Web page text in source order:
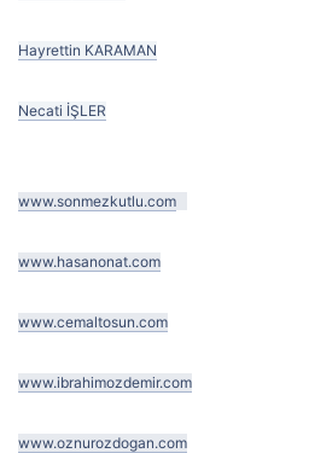
Hayrettin KARAMAN
Necati İŞLER
www.sonmezkutlu.com
www.hasanonat.com
www.cemaltosun.com
www.ibrahimozdemir.com
www.oznurozdogan.com